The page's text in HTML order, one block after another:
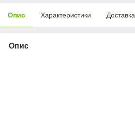
Опис Характеристики Доставка
Опис